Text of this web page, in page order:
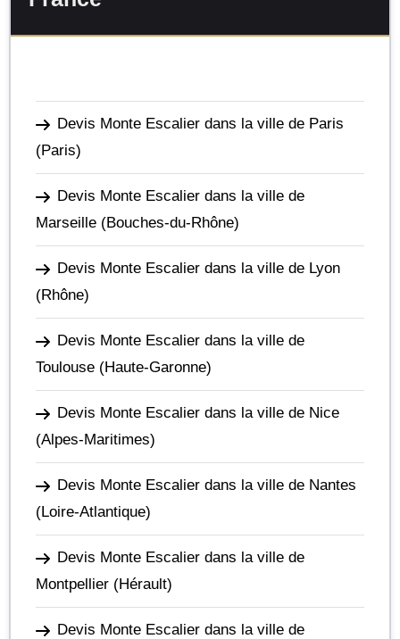
Devis Monte Escalier dans la ville de Paris
(Paris)
Devis Monte Escalier dans la ville de
Marseille (Bouches-du-Rhône)
Devis Monte Escalier dans la ville de Lyon
(Rhône)
Devis Monte Escalier dans la ville de
Toulouse (Haute-Garonne)
Devis Monte Escalier dans la ville de Nice
(Alpes-Maritimes)
Devis Monte Escalier dans la ville de Nantes
(Loire-Atlantique)
Devis Monte Escalier dans la ville de
Montpellier (Hérault)
Devis Monte Escalier dans la ville de